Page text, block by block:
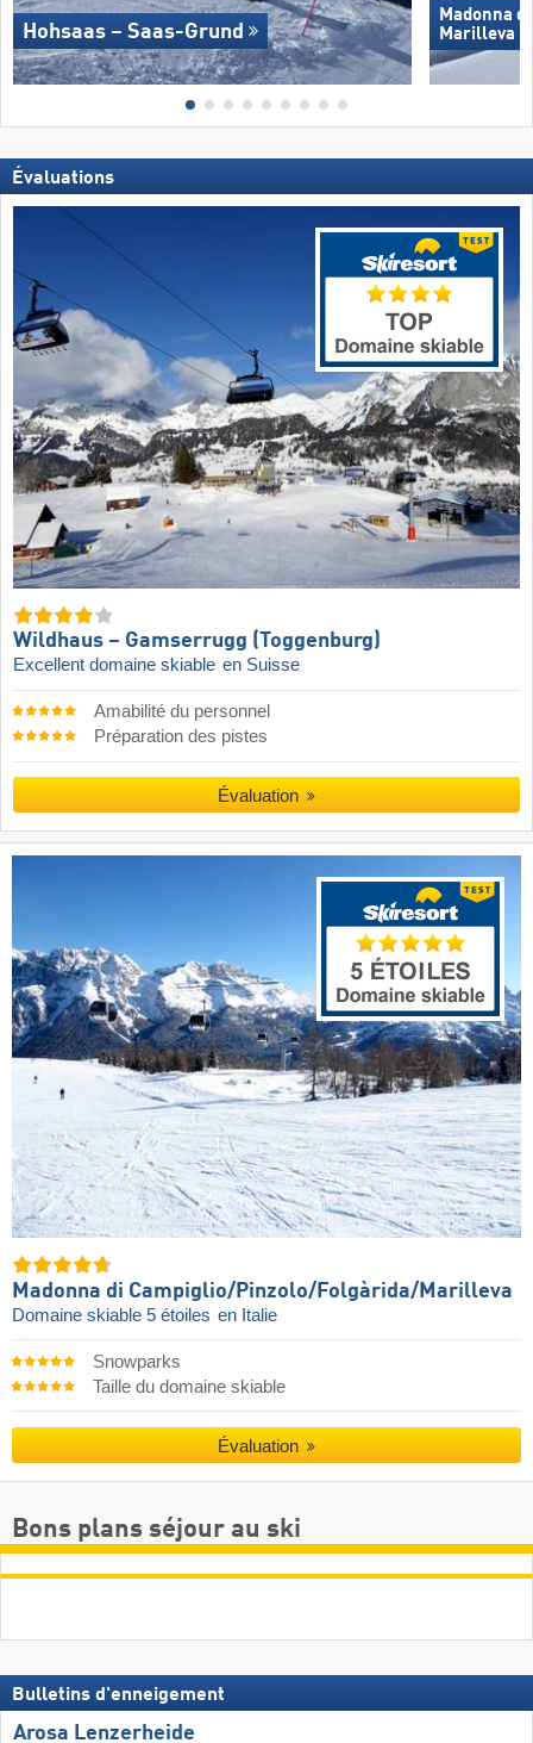
Hohsaas – Saas-Grund
Madonna
Marilleva
Évaluations
Wildhaus – Gamserrugg (Toggenburg)
Excellent domaine skiable en Suisse
Amabilité du personnel
Préparation des pistes
Évaluation
Madonna di Campiglio/​Pinzolo/​Folgàrida/​Marilleva
Domaine skiable 5 étoiles en Italie
Snowparks
Taille du domaine skiable
Évaluation
Bons plans séjour au ski
Bulletins d'enneigement
Arosa Lenzerheide